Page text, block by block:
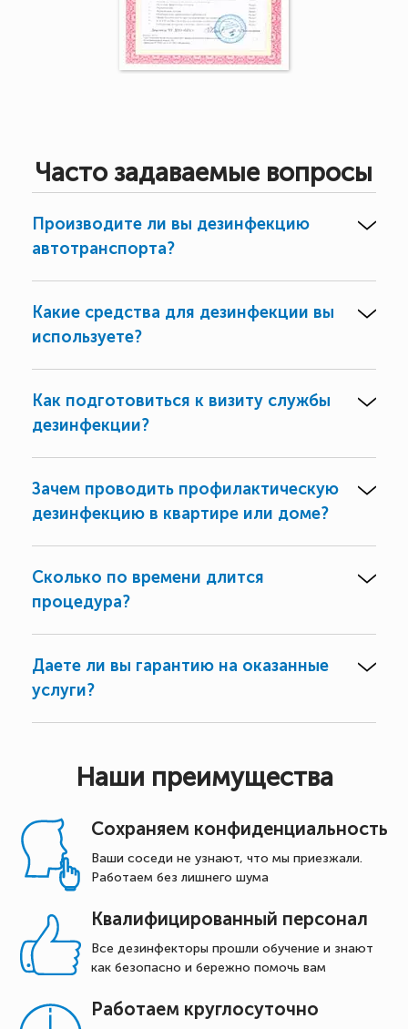
Часто задаваемые вопросы
Производите ли вы дезинфекцию
автотранспорта?
Какие средства для дезинфекции вы
используете?
Как подготовиться к визиту службы
дезинфекции?
Зачем проводить профилактическую
дезинфекцию в квартире или доме?
Сколько по времени длится
процедура?
Даете ли вы гарантию на оказанные
услуги?
Наши преимущества
Сохраняем конфиденциальность
Ваши соседи не узнают, что мы приезжали.
Работаем без лишнего шума
Квалифицированный персонал
Все дезинфекторы прошли обучение и знают
как безопасно и бережно помочь вам
Работаем круглосуточно